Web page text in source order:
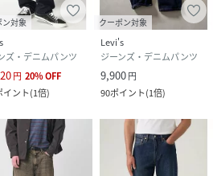
ン対象
ズ・デニムパンツ
円 20%OFF
イント(1倍)
クーポン対象
Levi's
ジーンズ・デニムパンツ
9,900円
90ポイント(1倍)